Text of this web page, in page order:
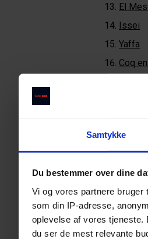
Samtykke
Du bestemmer over dine
Vi og vores partnere bruger
som din IP-adresse,
oplevelse af vores
du ser de mest relevante
El
Issei
Yaffa
Coq
Michelin